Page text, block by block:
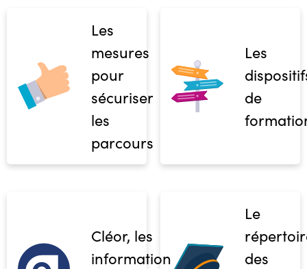
Les
mesures
pour
sécuriser
les
parcours
Les
de
Cléor, les
informations
Le
des